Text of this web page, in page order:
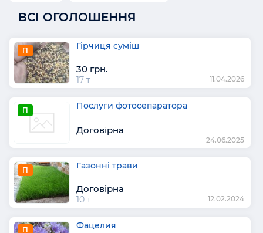
ВСІ ОГОЛОШЕННЯ
П Гірчиця суміш
30 грн.
17 т 11.04.2026
П Послуги фотосепаратора
Договірна
24.06.2025
П Газонні трави
Договірна
10 т 12.02.2024
П Фацелия